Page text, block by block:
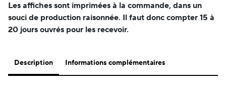
Les affiches sont imprimées à la commande, dans un
souci de production raisonnée. Il faut donc compter 15 à
20 jours ouvrés pour les recevoir.
Description Informations complémentaires